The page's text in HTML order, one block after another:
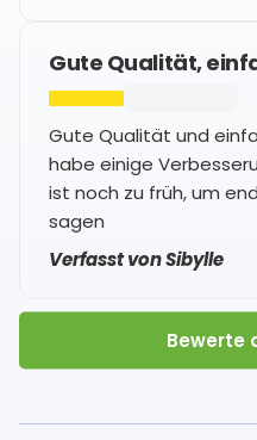
Gute Qualität,
Gute Qualität und
habe einige
ist noch zu früh, um
sagen
Verfasst von Sibylle
Bewerte